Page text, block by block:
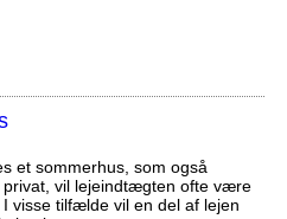
et sommerhus, som også
privat, vil lejeindtægten ofte være
visse tilfælde vil en del af lejen